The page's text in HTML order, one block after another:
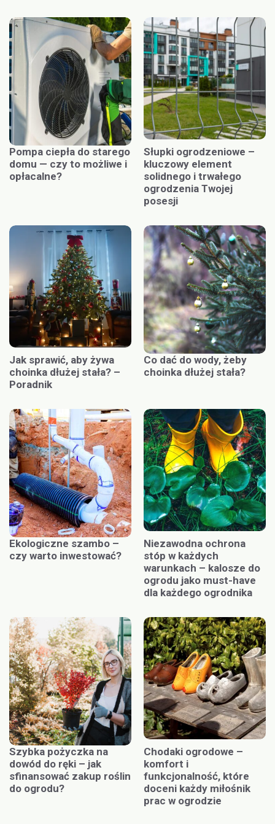
Pompa ciepła do starego
domu — czy to możliwe i
opłacalne?
Słupki ogrodzeniowe –
kluczowy element
solidnego i trwałego
ogrodzenia Twojej
posesji
Jak sprawić, aby żywa
choinka dłużej stała? –
Poradnik
Co dać do wody, żeby
choinka dłużej stała?
Ekologiczne szambo –
czy warto inwestować?
Niezawodna ochrona
stóp w każdych
warunkach – kalosze do
ogrodu jako must-have
dla każdego ogrodnika
Szybka pożyczka na
dowód do ręki – jak
sfinansować zakup roślin
do ogrodu?
Chodaki ogrodowe –
komfort i
funkcjonalność, które
doceni każdy miłośnik
prac w ogrodzie